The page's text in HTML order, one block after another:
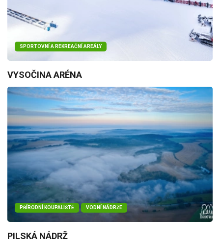
SPORTOVNÍ A REKREAČNÍ AREÁLY
VYSOČINA ARÉNA
PŘÍRODNÍ KOUPALIŠTĚ VODNÍ NÁDRŽE
PILSKÁ NÁDRŽ